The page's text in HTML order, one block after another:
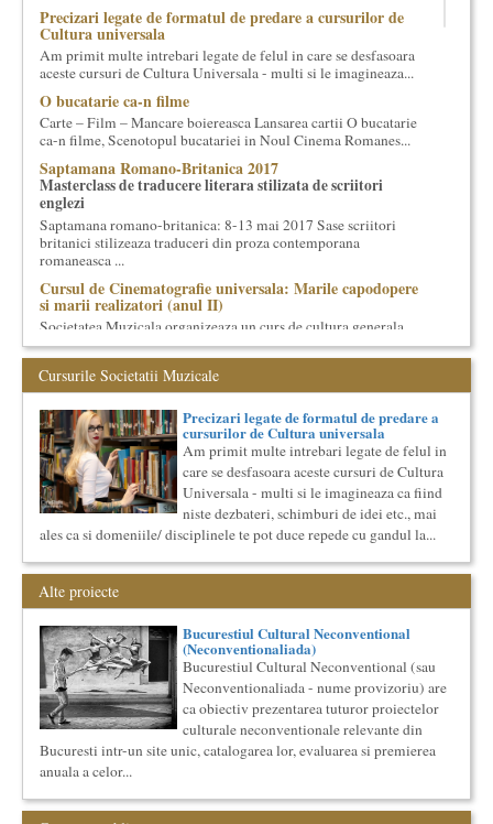
Precizari legate de formatul de predare a cursurilor de
Cultura universala
Am primit multe intrebari legate de felul in care se desfasoara
aceste cursuri de Cultura Universala - multi si le imagineaza...
O bucatarie ca-n filme
Carte – Film – Mancare boiereasca Lansarea cartii O bucatarie
ca-n filme, Scenotopul bucatariei in Noul Cinema Romanes...
Saptamana Romano-Britanica 2017
Masterclass de traducere literara stilizata de scriitori
englezi
Saptamana romano-britanica: 8-13 mai 2017 Sase scriitori
britanici stilizeaza traduceri din proza contemporana
romaneasca ...
Cursul de Cinematografie universala: Marile capodopere
si marii realizatori (anul II)
Societatea Muzicala organizeaza un curs de cultura generala
cinematografica. Este un curs concentrat si intensiv, de nivel
ac...
Masterclass vocal cu Lucas Meachem
Lucas Meachem, marele bariton american, care va sustine
concertul de la Atheneul Roman al Societatii Muzicale din 23
aprilie,...
Cursul de Filosofie generala (anul II)
Societatea Muzicala organizeaza un curs de Filosofie
Generala, de nivel academic, cu durata de doi ani (4 semestre),
impreuna...
Cursul de Arta universala: Marile capodopere
Societatea Muzicala organizeaza un curs de arta universala:
"Marile capodopere ale umanitatii". Este un curs intensiv si
con...
Imaginary Beyond Reality
Expozitie de arta fotografica
Expozitie de arta fotografica
Spatiu: neoBhoema Art & Social Lab, Palatul Universul,
...
Cursul de Muzica universala (anul I)
muzicala de nivel academic, in parteneriat cu Universitatea
Cursurile Societatii Muzicale
Precizari legate de formatul de predare a
cursurilor de Cultura universala
Am primit multe intrebari legate de felul in
care se desfasoara aceste cursuri de Cultura
Universala - multi si le imagineaza ca fiind
niste dezbateri, schimburi de idei etc., mai
ales ca si domeniile/ disciplinele te pot duce repede cu gandul la...
Alte proiecte
Bucurestiul Cultural Neconventional
(Neconventionaliada)
Bucurestiul Cultural Neconventional (sau
Neconventionaliada - nume provizoriu) are
ca obiectiv prezentarea tuturor proiectelor
culturale neconventionale relevante din
Bucuresti intr-un site unic, catalogarea lor, evaluarea si premierea
anuala a celor...